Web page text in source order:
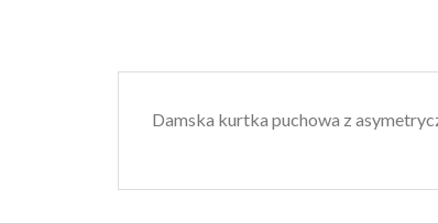
Damska kurtka puchowa z